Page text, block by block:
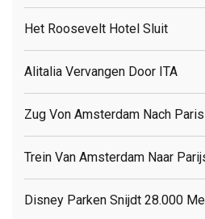
Het Roosevelt Hotel Sluit
Alitalia Vervangen Door ITA
Zug Von Amsterdam Nach
Trein Van Amsterdam Naar
Disney Parken Snijdt 28.000